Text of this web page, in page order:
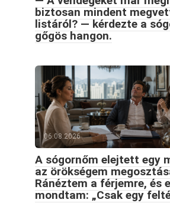
biztosan mindent
listáról? — kérdezte a
gőgös hangon.
06.08.2026
A sógornőm elejtett egy
az örökségem
Ránéztem a férjemre, és
mondtam: „Csak egy